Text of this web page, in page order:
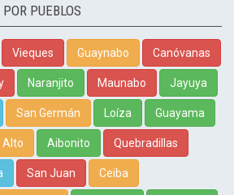
PUEBLOS
Vieques Guaynabo Canóvanas
Naranjito Maunabo Jayuya
San Germán Loíza Guayama
Alto Aibonito Quebradillas
San Juan Ceiba